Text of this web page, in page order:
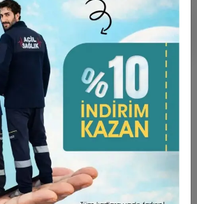
Garanti ve Teslimat
Yorumlar
;